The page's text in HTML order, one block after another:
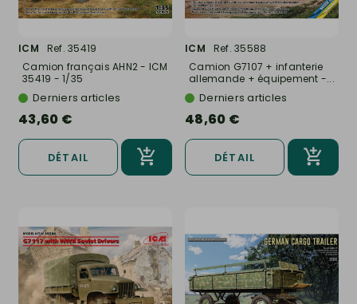
ICM
Ref. 35419
Camion français AHN2 - ICM
35419 - 1/35
Derniers articles
43,60 €
DÉTAIL
ICM
Ref. 35588
Camion G7107 + infanterie
allemande + équipement -...
Derniers articles
48,60 €
DÉTAIL